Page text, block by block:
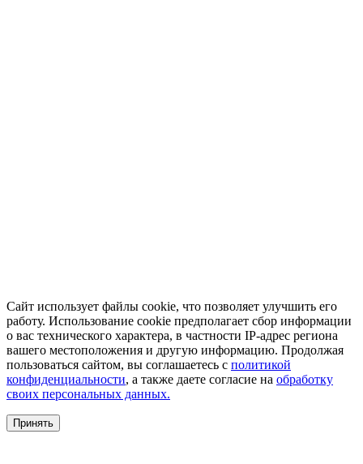
Сайт использует файлы cookie, что позволяет улучшить его
работу. Использование cookie предполагает сбор информации
о вас технического характера, в частности IP-адрес региона
вашего местоположения и другую информацию. Продолжая
пользоваться сайтом, вы соглашаетесь с политикой
конфиденциальности, а также даете согласие на обработку
своих персональных данных.
Принять